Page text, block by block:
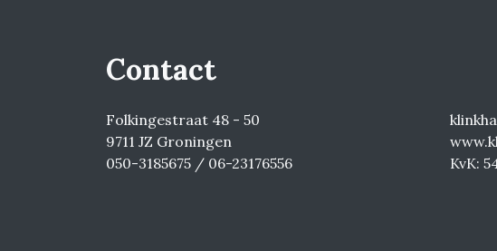
Contact
Folkingestraat 48 - 50
9711 JZ Groningen
050-3185675 / 06-23176556
KvK: